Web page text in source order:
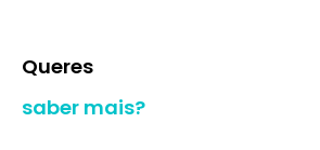
Queres
saber mais?